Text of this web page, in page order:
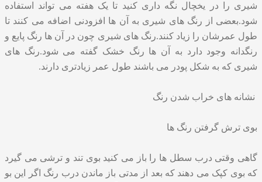
شیری را در یخچال نگه داری کنید تا یک هفته می تواند استفاده
شود.بعضی از رنگ های شیری به آن ها افزودنی اضافه می کنند تا
طول عمرشان را زیاد کنند.رنگ های شیری چون در آن ها رنگ پایع و
رنگدانه وجود دارد به آن ها رنگ خشک گفته می شود.رنگ های
شیری که به شکل پودر می باشند طول عمر زیادتری دارند.
نشانه های خراب شدن رنگ
بوی ترش گرفتن رنگ ها
گاهی وقتی درب سطل ها را باز می کنید بوی تند و ترشی می گیرد
که بوی کپک می دهند که بعد از مدتی باز ماندن درب رنگ اگر این بو